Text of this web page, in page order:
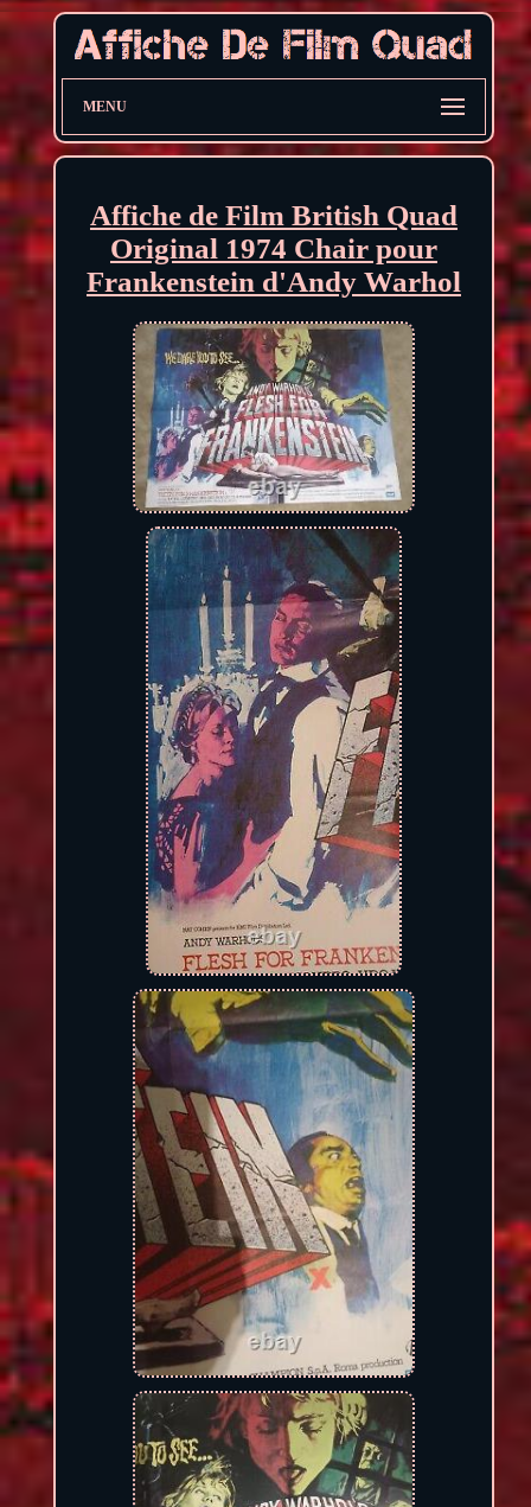
MENU
Affiche de Film British Quad
Original 1974 Chair pour
Frankenstein d'Andy Warhol